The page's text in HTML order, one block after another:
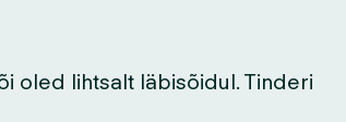
oled lihtsalt läbisõidul. Tinderi